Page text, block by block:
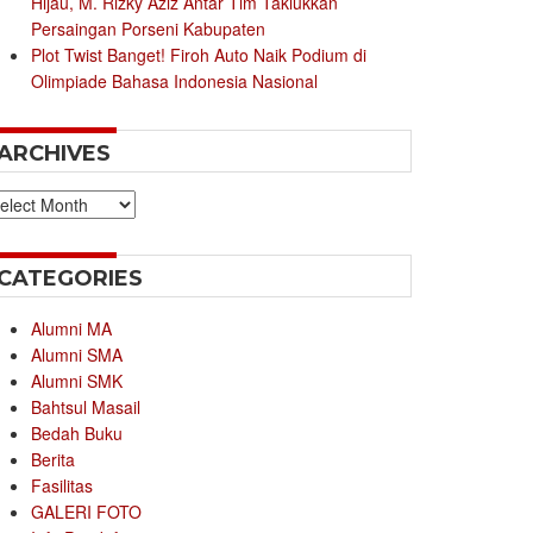
Persaingan Porseni Kabupaten
Plot Twist Banget! Firoh Auto Naik Podium di
Olimpiade Bahasa Indonesia Nasional
Alumni MA
Alumni SMA
Alumni SMK
Bahtsul Masail
Bedah Buku
Berita
Fasilitas
GALERI FOTO